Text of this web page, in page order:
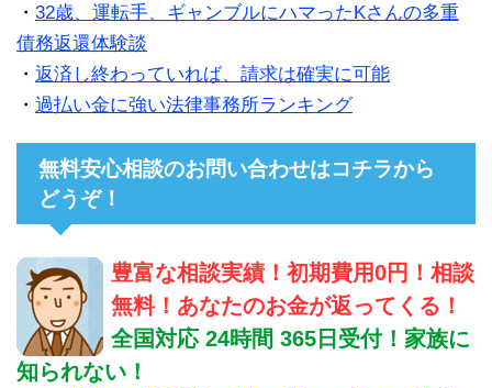
・ 32歳、運転手、ギャンブルにハマったKさんの多重
債務返還体験談
・ 返済し終わっていれば、請求は確実に可能
・ 過払い金に強い法律事務所ランキング
無料安心相談のお問い合わせはコチラから
どうぞ！
豊富な相談実績！初期費用0円！相談
無料！あなたのお金が返ってくる！
全国対応 24時間 365日受付！家族に
知られない！